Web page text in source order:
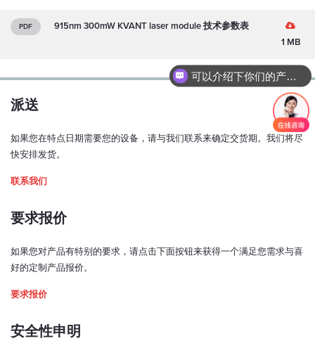
功率稳定性（超过 1 小时，连续运行，预热后和 ±3°C）：
指向稳定性（超过 1 小时，连续运行，预热后和 ±3°C）：
< ±100 µrad
< ±1 毫米
< ±1 度
预热时间：
< 5 分钟
激光功率控制模式：
模拟、TTL、USB、电位计
模拟输入信号：
TTL 输入信号：
1. Enclosed Driver
117x89x34
2. Bench top driver
PDF
915nm 300mW KVANT laser module 技术参数表
1 MB
派送
如果您在特点日期需要您的设备，请与我们联系来确定交货期。我们将尽
快安排发货。
联系我们
要求报价
如果您对产品有特别的要求，请点击下面按钮来获得一个满足您需求与喜
好的定制产品报价。
要求报价
安全性申明
可以介绍下你们的产品么？